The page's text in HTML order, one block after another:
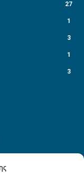
27
1
3
1
3